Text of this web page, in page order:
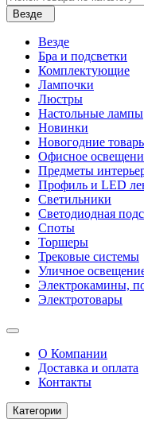
Везде
Везде
Бра и подсветки
Комплектующие
Лампочки
Люстры
Настольные лампы
Новинки
Новогодние
Офисное
Предметы
Профиль и LED
Светильники
Светодиодная
Споты
Торшеры
Трековые системы
Уличное
Электрокамины,
Электротовары
О Компании
Доставка и оплата
Контакты
Категории